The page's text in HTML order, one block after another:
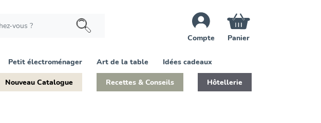
Compte Panier
Petit électroménager Art de la table
Idées cadeaux
Nouveau Catalogue Recettes & Conseils Hôtellerie